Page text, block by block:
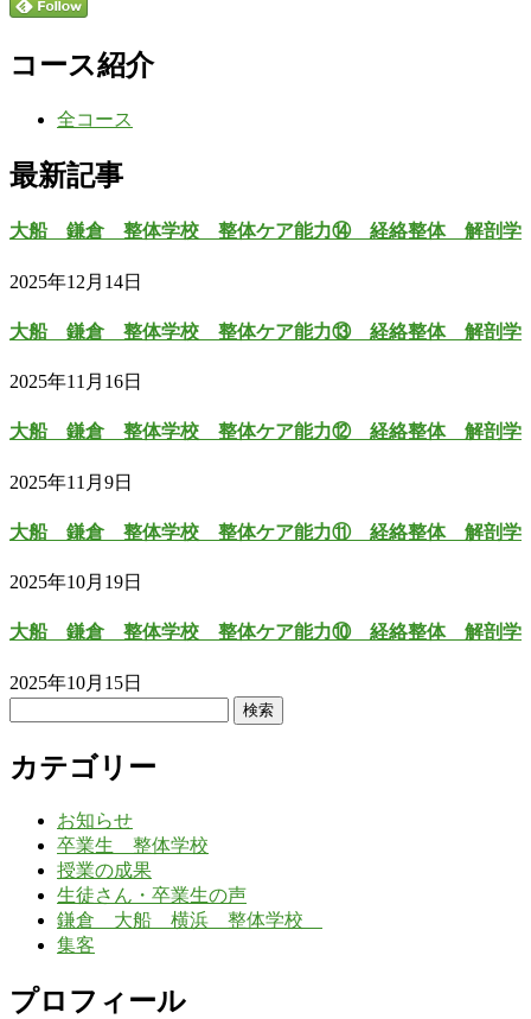
コース紹介
全コース
最新記事
大船 鎌倉 整体学校 整体ケア能力⑭ 経絡整体 解剖学
2025年12月14日
大船 鎌倉 整体学校 整体ケア能力⑬ 経絡整体 解剖学
2025年11月16日
大船 鎌倉 整体学校 整体ケア能力⑫ 経絡整体 解剖学
2025年11月9日
大船 鎌倉 整体学校 整体ケア能力⑪ 経絡整体 解剖学
2025年10月19日
大船 鎌倉 整体学校 整体ケア能力⑩ 経絡整体 解剖学
2025年10月15日
カテゴリー
お知らせ
卒業生 整体学校
授業の成果
生徒さん・卒業生の声
鎌倉 大船 横浜 整体学校
集客
プロフィール